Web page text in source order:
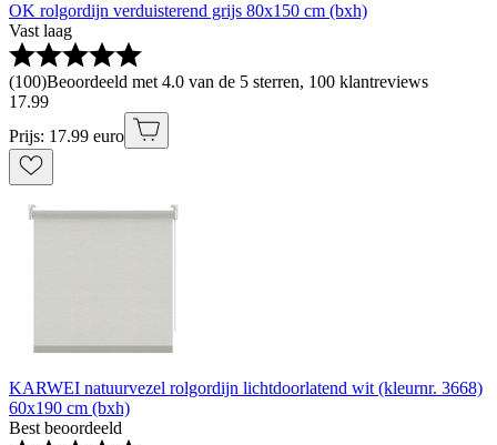
OK rolgordijn verduisterend grijs 80x150 cm (bxh)
Vast laag
(100)Beoordeeld met 4.0 van de 5 sterren, 100 klantreviews
17.99
Prijs: 17.99 euro
KARWEI natuurvezel rolgordijn lichtdoorlatend wit (kleurnr. 3668)
60x190 cm (bxh)
Best beoordeeld